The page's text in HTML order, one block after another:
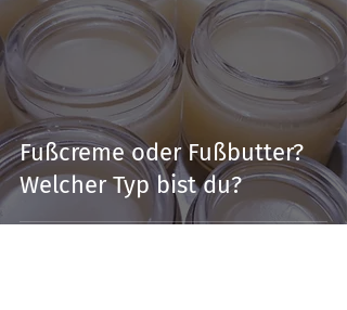
Fußcreme oder Fußbutter?
Welcher Typ bist du?